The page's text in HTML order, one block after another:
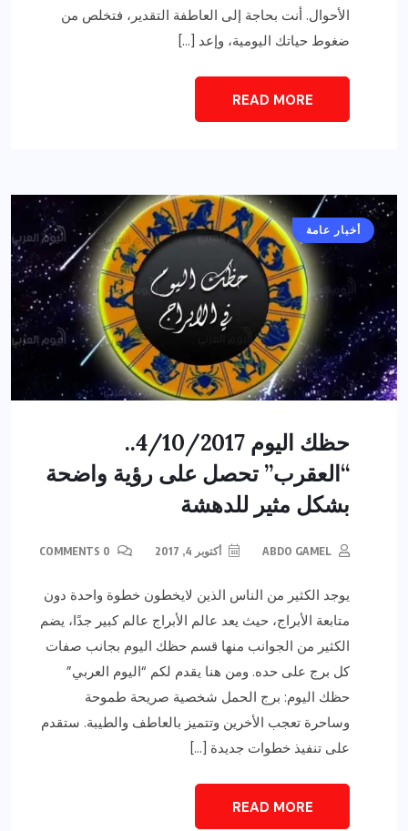
الأحوال. أنت بحاجة إلى العاطفة التقدير، فتخلص من
ضغوط حياتك اليومية، وإعد […]
READ MORE
أخبار عامة
حظك اليوم 4/10/2017..
“العقرب” تحصل على رؤية واضحة
بشكل مثير للدهشة
ABDO GAMEL أكتوبر 4, 2017
يوجد الكثير من الناس الذين لايخطون خطوة واحدة دون
متابعة الأبراج، حيث يعد عالم الأبراج عالم كبير جدًا، يضم
الكثير من الجوانب منها قسم حظك اليوم بجانب صفات
كل برج على حده. ومن هنا يقدم لكم “اليوم العربي”
حظك اليوم: برج الحمل شخصية صريحة طموحة
وساحرة تعجب الأخرين وتتميز بالعاطف والطيبة. ستقدم
على تنفيذ خطوات جديدة […]
READ MORE